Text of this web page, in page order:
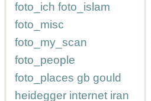
foto_ich foto_islam
foto_misc
foto_my_scan
foto_people
foto_places gb gould
heidegger internet iran